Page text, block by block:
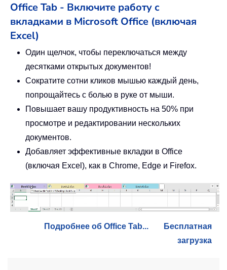
Office Tab - Включите работу с
вкладками в Microsoft Office (включая
Excel)
Один щелчок, чтобы переключаться между
десятками открытых документов!
Сократите сотни кликов мышью каждый день,
попрощайтесь с болью в руке от мыши.
Повышает вашу продуктивность на 50% при
просмотре и редактировании нескольких
документов.
Добавляет эффективные вкладки в Office
(включая Excel), как в Chrome, Edge и Firefox.
Подробнее об Office Tab...
Бесплатная
загрузка